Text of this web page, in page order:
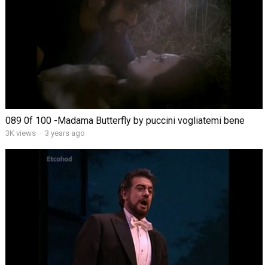
089 0f 100 -Madama Butterfly by puccini vogliatemi bene
3K views · 3 years ago